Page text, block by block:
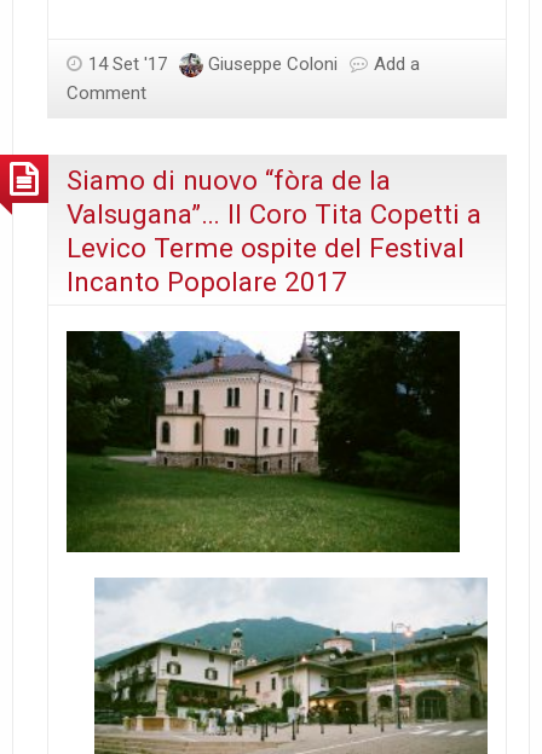
14 Set '17 Giuseppe Coloni
Add a
Comment
Siamo di nuovo “fòra de la
Valsugana”… Il Coro Tita Copetti a
Levico Terme ospite del Festival
Incanto Popolare 2017